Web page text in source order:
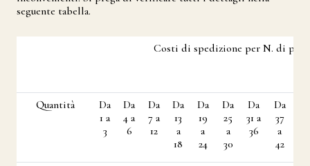
seguente tabella.
Costi di spedizione per N. di
Quantità
Da
1 a
3
Da
4 a
6
Da
7 a
12
Da
13
a
18
Da
19
a
24
Da
25
a
30
Da
31 a
36
Da
37
a
42